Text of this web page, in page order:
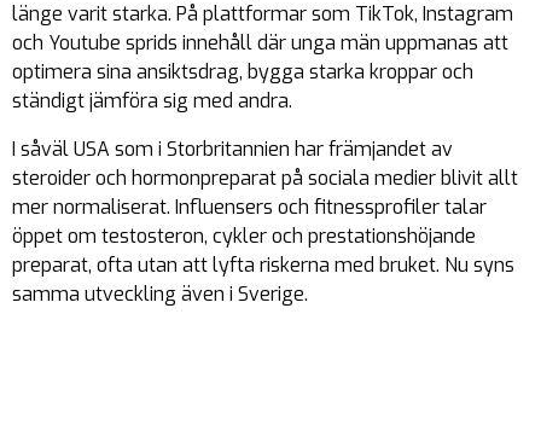
länge varit starka. På plattformar som TikTok, Instagram
och Youtube sprids innehåll där unga män uppmanas att
optimera sina ansiktsdrag, bygga starka kroppar och
ständigt jämföra sig med andra.
I såväl USA som i Storbritannien har främjandet av
steroider och hormonpreparat på sociala medier blivit allt
mer normaliserat. Influensers och fitnessprofiler talar
öppet om testosteron, cykler och prestationshöjande
preparat, ofta utan att lyfta riskerna med bruket. Nu syns
samma utveckling även i Sverige.